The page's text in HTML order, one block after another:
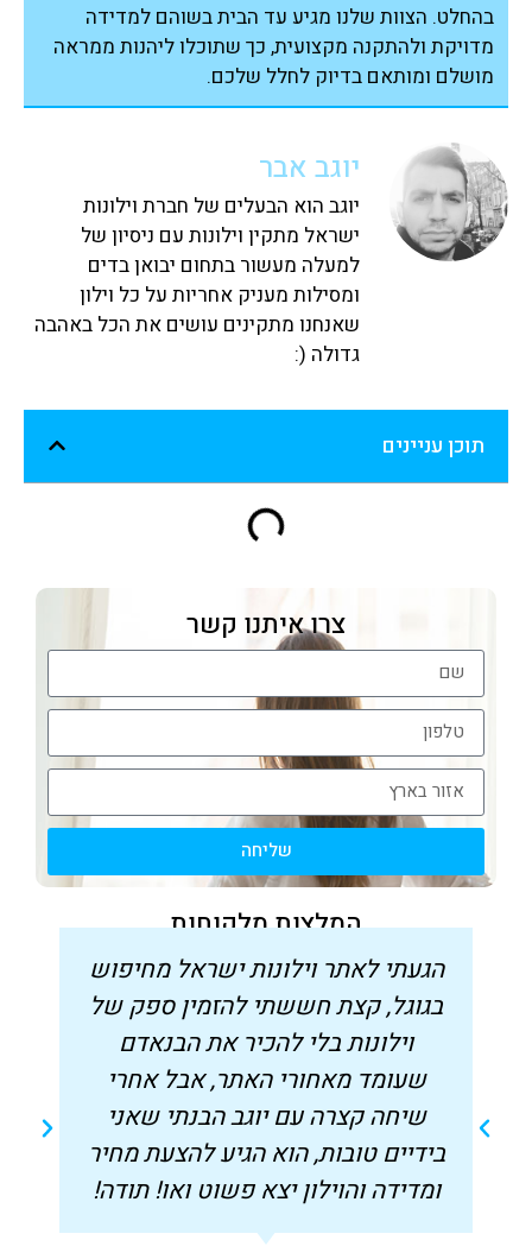
תוכן עניינים
צרו איתנו קשר
שליחה
המלצות מלקוחות
הגעתי לאתר וילונות ישראל מחיפוש
בגוגל, קצת חששתי להזמין ספק של
וילונות בלי להכיר את הבנאדם
שעומד מאחורי האתר, אבל אחרי
שיחה קצרה עם יוגב הבנתי שאני
בידיים טובות, הוא הגיע להצעת מחיר
ומדידה והוילון יצא פשוט ואו! תודה!
בהחלט. הצוות שלנו מגיע עד הבית בשוהם למדידה
מדויקת ולהתקנה מקצועית, כך שתוכלו ליהנות ממראה
מושלם ומותאם בדיוק לחלל שלכם.
יוגב אבר
יוגב הוא הבעלים של חברת וילונות
ישראל מתקין וילונות עם ניסיון של
למעלה מעשור בתחום יבואן בדים
ומסילות מעניק אחריות על כל וילון
שאנחנו מתקינים עושים את הכל באהבה
גדולה (: